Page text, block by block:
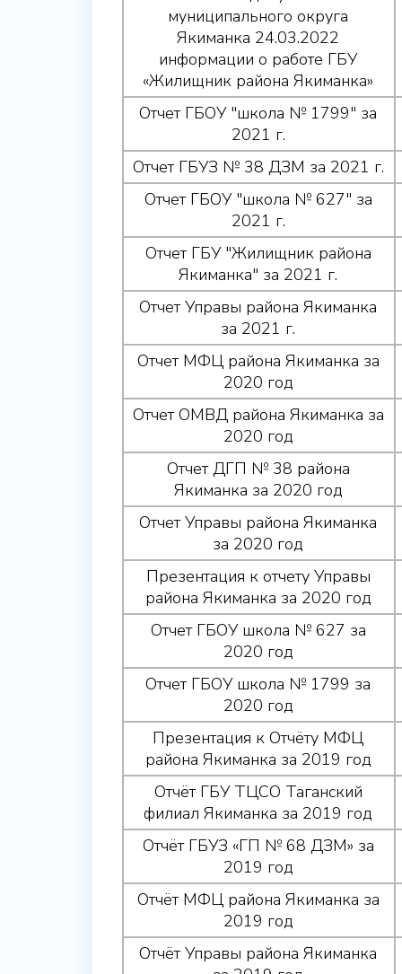
муниципального округа
Якиманка 24.03.2022
информации о работе ГБУ
«Жилищник района Якиманка»
Отчет ГБОУ "школа № 1799" за
2021 г.
Отчет ГБУЗ № 38 ДЗМ за 2021 г.
Отчет ГБОУ "школа № 627" за
2021 г.
Отчет ГБУ "Жилищник района
Якиманка" за 2021 г.
Отчет Управы района Якиманка
за 2021 г.
Отчет МФЦ района Якиманка за
2020 год
Отчет ОМВД района Якиманка за
2020 год
Отчет ДГП № 38 района
Якиманка за 2020 год
Отчет Управы района Якиманка
за 2020 год
Презентация к отчету Управы
района Якиманка за 2020 год
Отчет ГБОУ школа № 627 за
2020 год
Отчет ГБОУ школа № 1799 за
2020 год
Презентация к Отчёту МФЦ
района Якиманка за 2019 год
Отчёт ГБУ ТЦСО Таганский
филиал Якиманка за 2019 год
Отчёт ГБУЗ «ГП № 68 ДЗМ» за
2019 год
Отчёт МФЦ района Якиманка за
2019 год
Отчёт Управы района Якиманка